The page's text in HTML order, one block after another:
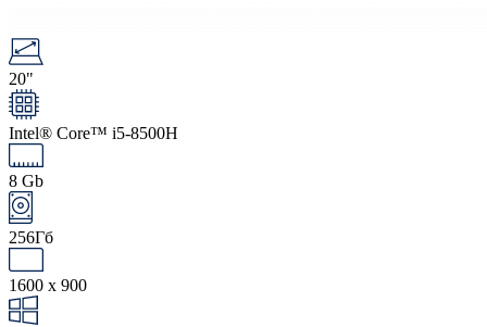
20"
Intel® Core™ i5-8500H
8 Gb
256Гб
1600 x 900